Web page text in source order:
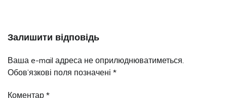
Залишити відповідь
Ваша e-mail адреса не оприлюднюватиметься.
Обов’язкові поля позначені *
Коментар *